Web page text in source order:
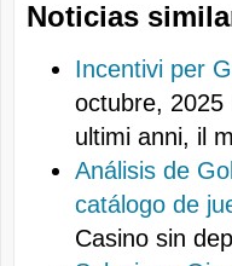
Noticias
Incentivi per
octubre, 2025
ultimi anni, il
Análisis de
catálogo de
Casino sin